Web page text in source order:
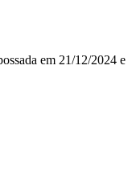
em 21/12/2024 e